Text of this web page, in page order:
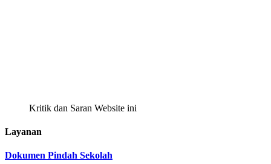
Kritik dan Saran Website ini
Layanan
Dokumen Pindah Sekolah